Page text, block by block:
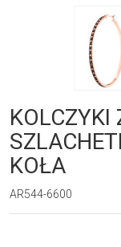
KOLCZYKI
KOŁA
AR544-6600